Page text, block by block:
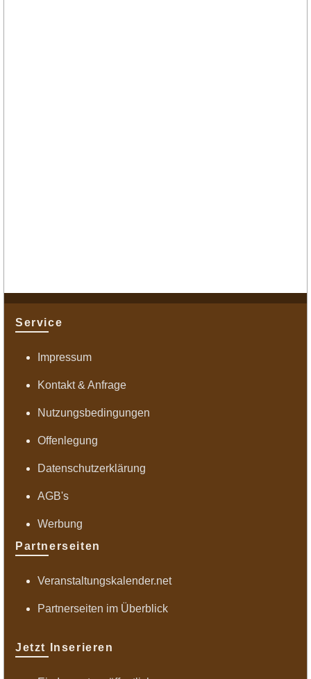
Service
Impressum
Kontakt & Anfrage
Nutzungsbedingungen
Offenlegung
Datenschutzerklärung
AGB's
Werbung
Partnerseiten
Veranstaltungskalender.net
Partnerseiten im Überblick
Jetzt Inserieren